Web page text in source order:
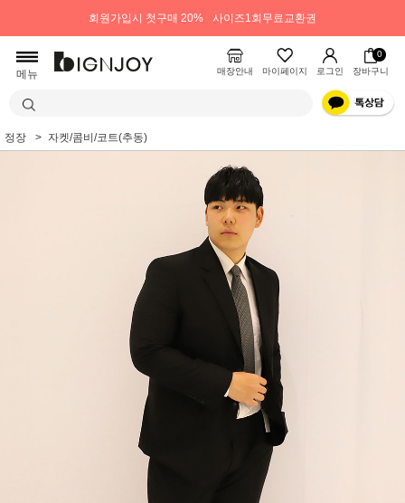
회원가입시 첫구매 20% 사이즈1회무료교환권
메뉴 매장안내 마이페이지 로그인
0
장바구니
정장 자켓/콤비/코트(추동)